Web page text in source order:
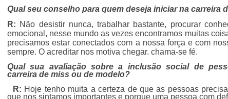
Qual seu conselho para quem deseja iniciar na carreira
R: Não desistir nunca, trabalhar bastante, procurar
emocional, nesse mundo as vezes encontramos muitas
precisamos estar conectados com a nossa força e com
sempre. O acreditar nos motiva chegar. chama-se fé.
Qual sua avaliação sobre a inclusão social de
carreira de miss ou de modelo?
R: Hoje tenho muita a certeza de que as pessoas
que nos sintamos importantes e porque uma pessoa com